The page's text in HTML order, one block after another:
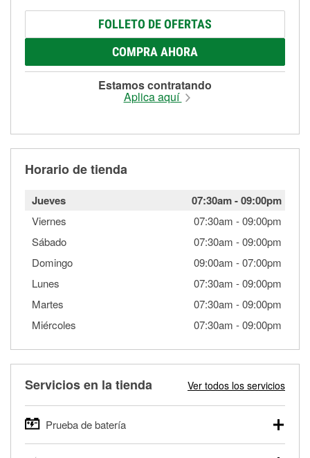
FOLLETO DE OFERTAS
COMPRA AHORA
Estamos contratando
Aplica aquí
Horario de tienda
Jueves 07:30am-09:00pm
Viernes 07:30am -09:00pm
Sábado
07:30am -09:00pm
Domingo
09:00am -07:00pm
Lunes
07:30am -09:00pm
Martes
07:30am -09:00pm
Miércoles
07:30am -09:00pm
Servicios en la tienda Ver todos los servicios
Prueba de batería